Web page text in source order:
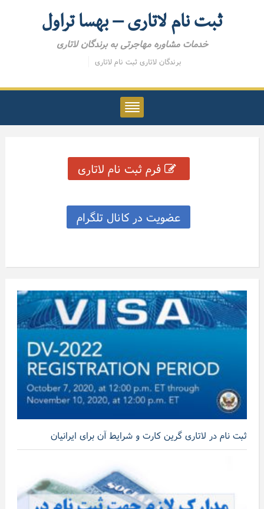
ثبت نام لاتاری – بهسا تراول
خدمات مشاوره مهاجرتی به برندگان لاتاری
برندگان لاتاری ثبت نام لاتاری
فرم ثبت نام لاتاری
عضویت در کانال تلگرام
ثبت نام در لاتاری گرین کارت و شرایط آن برای ایرانیان